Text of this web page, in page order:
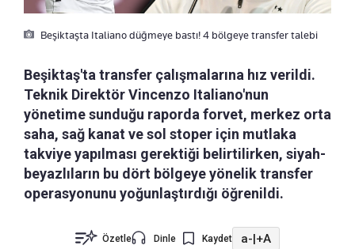
Beşiktaşta Italiano düğmeye bastı! 4 bölgeye transfer talebi
Beşiktaş'ta transfer çalışmalarına hız verildi.
Teknik Direktör Vincenzo Italiano'nun
yönetime sunduğu raporda forvet, merkez orta
saha, sağ kanat ve sol stoper için mutlaka
takviye yapılması gerektiği belirtilirken, siyah-
beyazlıların bu dört bölgeye yönelik transfer
operasyonunu yoğunlaştırdığı öğrenildi.
Özetle Dinle Kaydet a-|+A